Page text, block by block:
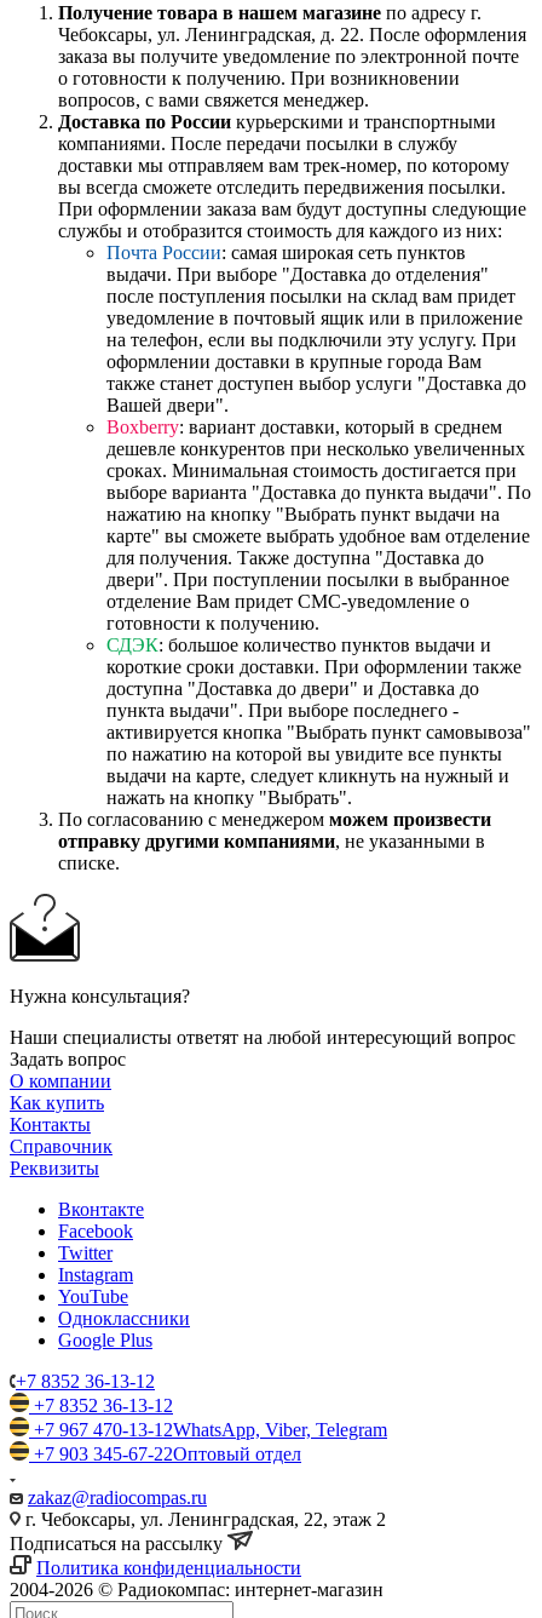
Получение товара в нашем магазине по адресу г.
Чебоксары, ул. Ленинградская, д. 22. После оформления
заказа вы получите уведомление по электронной почте
о готовности к получению. При возникновении
вопросов, с вами свяжется менеджер.
Доставка по России курьерскими и транспортными
компаниями. После передачи посылки в службу
доставки мы отправляем вам трек-номер, по которому
вы всегда сможете отследить передвижения посылки.
При оформлении заказа вам будут доступны следующие
службы и отобразится стоимость для каждого из них:
Почта России: самая широкая сеть пунктов
выдачи. При выборе "Доставка до отделения"
после поступления посылки на склад вам придет
уведомление в почтовый ящик или в приложение
на телефон, если вы подключили эту услугу. При
оформлении доставки в крупные города Вам
также станет доступен выбор услуги "Доставка до
Вашей двери".
Boxberry: вариант доставки, который в среднем
дешевле конкурентов при несколько увеличенных
сроках. Минимальная стоимость достигается при
выборе варианта "Доставка до пункта выдачи". По
нажатию на кнопку "Выбрать пункт выдачи на
карте" вы сможете выбрать удобное вам отделение
для получения. Также доступна "Доставка до
двери". При поступлении посылки в выбранное
отделение Вам придет СМС-уведомление о
готовности к получению.
СДЭК: большое количество пунктов выдачи и
короткие сроки доставки. При оформлении также
доступна "Доставка до двери" и Доставка до
пункта выдачи". При выборе последнего -
активируется кнопка "Выбрать пункт самовывоза"
по нажатию на которой вы увидите все пункты
выдачи на карте, следует кликнуть на нужный и
нажать на кнопку "Выбрать".
По согласованию с менеджером можем произвести
отправку другими компаниями, не указанными в
списке.
Нужна консультация?
Наши специалисты ответят на любой интересующий вопрос
Задать вопрос
О компании
Как купить
Контакты
Справочник
Реквизиты
Вконтакте
Facebook
Twitter
Instagram
YouTube
Одноклассники
Google Plus
+7 8352 36-13-12
+7 8352 36-13-12
+7 967 470-13-12WhatsApp, Viber, Telegram
+7 903 345-67-22Оптовый отдел
zakaz@radiocompas.ru
г. Чебоксары, ул. Ленинградская, 22, этаж 2
Подписаться на рассылку
Политика конфиденциальности
2004-2026 © Радиокомпас: интернет-магазин